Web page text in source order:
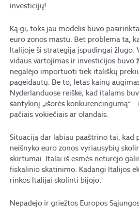
investicijų!
Ką gi, toks jau modelis buvo
euro zonos mastu. Bet problema ta,
Italijoje ši strategija įspūdingai žlugo.
vidaus vartojimas ir investicijos buvo
negalėjo importuoti tiek itališkų
pageidautų. Be to, lėtas kainų
Nyderlanduose reiškė, kad italams
santykinį „išorės konkurencingumą“
pačiais vokiečiais ar olandais.
Situaciją dar labiau paaštrino tai, kad
neišnyko euro zonos vyriausybių
skirtumai. Italai iš esmės neturėjo
fiskalinio skatinimo. Kadangi Italijos
rinkos Italijai skolinti bijojo.
Nepadėjo ir griežtos Europos